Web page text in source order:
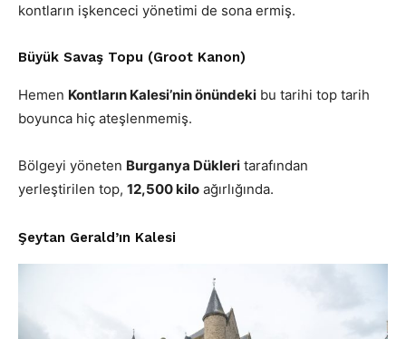
kontların işkenceci yönetimi de sona ermiş.
Büyük Savaş Topu (Groot Kanon)
Hemen Kontların Kalesi’nin önündeki bu tarihi top tarih
boyunca hiç ateşlenmemiş.
Bölgeyi yöneten Burganya Dükleri tarafından
yerleştirilen top, 12,500 kilo ağırlığında.
Şeytan Gerald’ın Kalesi